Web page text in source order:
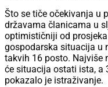
Što se tiče očekivanja u
državama članicama u
optimističniji od
gospodarska situacija u
takvih 16 posto. Najviše
će situacija ostati ista, a
pokazalo je istraživanje.